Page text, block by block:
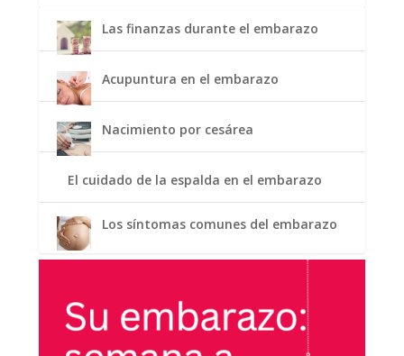
Las finanzas durante el embarazo
Acupuntura en el embarazo
Nacimiento por cesárea
El cuidado de la espalda en el embarazo
Los síntomas comunes del embarazo